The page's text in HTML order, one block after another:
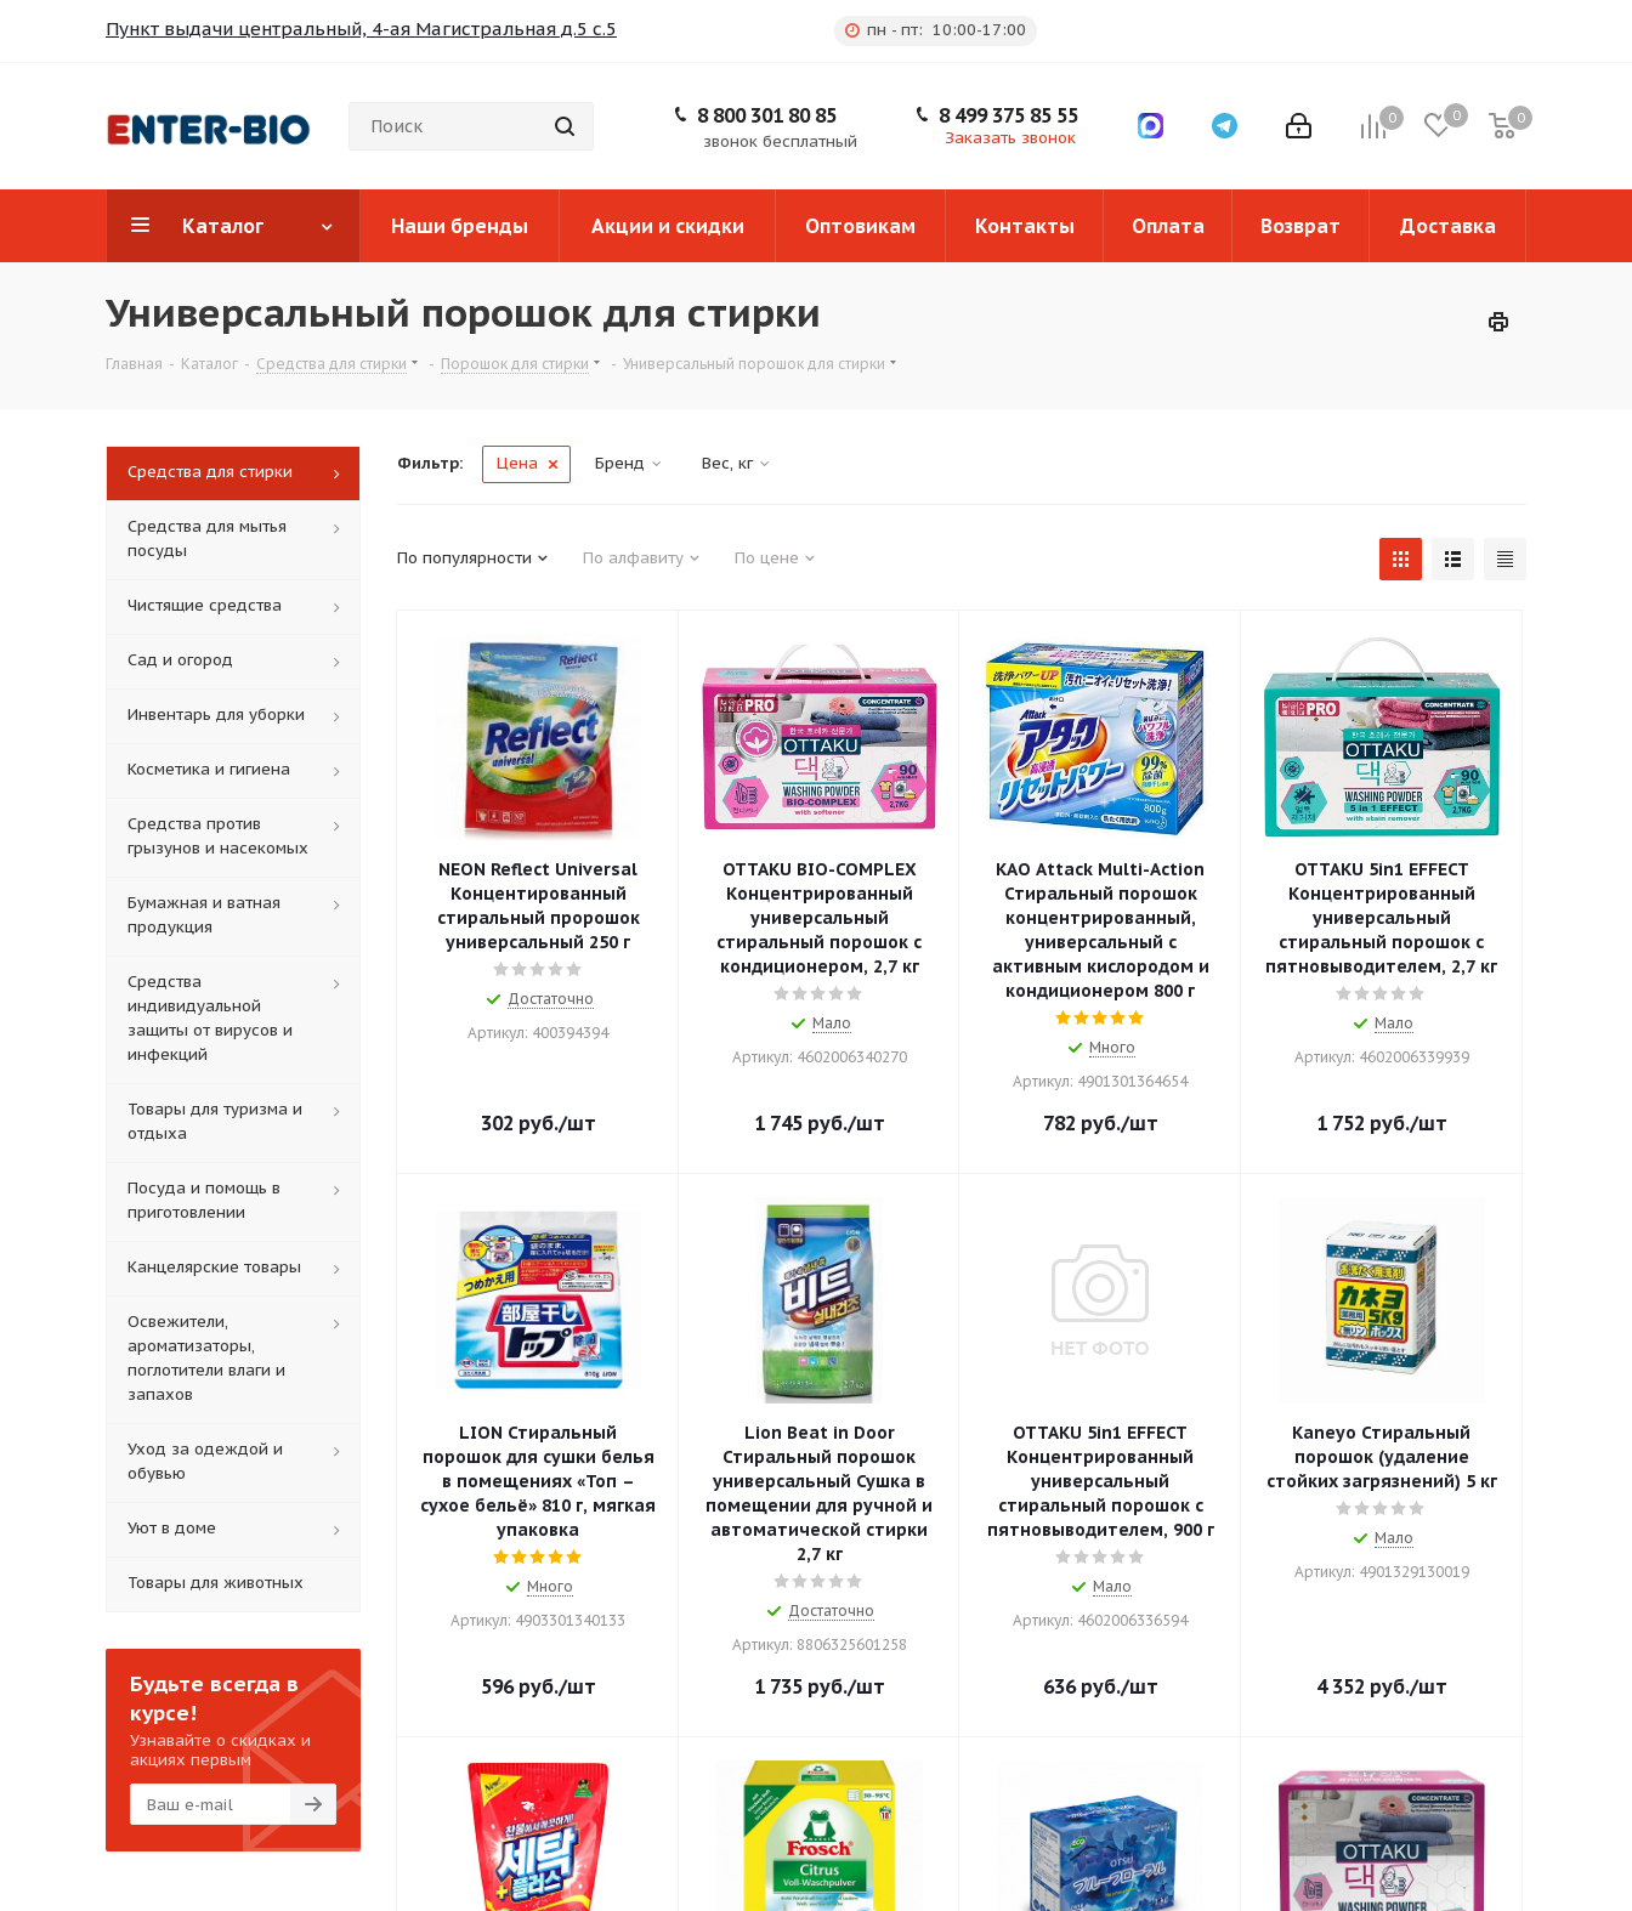
Пункт выдачи центральный, 4-ая Магистральная д.5 с.5 пн - пт: 10:00-17:00
0 0 0
0
8 800 301 80 85
звонок бесплатный
8 499 375 85 55
Заказать звонок
Каталог Наши бренды Акции и скидки Оптовикам Контакты Оплата Возврат Доставка
Универсальный порошок для стирки
Главная - Каталог - Средства для стирки - Порошок для стирки - Универсальный порошок для стирки
Фильтр: Цена Бренд Вес, кг
По популярности По алфавиту По цене
NEON Reflect Universal
Концентированный
стиральный пророшок
универсальный 250 г
Достаточно
Артикул: 400394394
302 руб./шт
OTTAKU BIO-COMPLEX
Концентрированный
универсальный
стиральный порошок с
кондиционером, 2,7 кг
Мало
Артикул: 4602006340270
1 745руб./шт
KAO Attack Multi-Action
Стиральный порошок
концентрированный,
универсальный с
активным кислородом и
кондиционером 800 г
Много
Артикул: 4901301364654
782 руб./шт
OTTAKU 5in1 EFFECT
Концентрированный
универсальный
стиральный порошок с
пятновыводителем, 2,7 кг
Мало
Артикул: 4602006339939
1 752 руб./шт
LION Стиральный
порошок для сушки белья
в помещениях «Топ –
сухое бельё» 810 г, мягкая
упаковка
Много
Артикул: 4903301340133
596руб./шт
Lion Beat in Door
Стиральный порошок
универсальный Сушка в
помещении для ручной и
автоматической стирки
2,7 кг
Достаточно
Артикул: 8806325601258
1 735руб./шт
OTTAKU 5in1 EFFECT
Концентрированный
универсальный
стиральный порошок с
пятновыводителем, 900 г
Мало
Артикул: 4602006336594
636руб./шт
Kaneyo Стиральный
порошок (удаление
стойких загрязнений) 5 кг
Мало
Артикул: 4901329130019
4 352 руб./шт
Средства для стирки
Средства для мытья
посуды
Чистящие средства
Сад и огород
Инвентарь для уборки
Косметика и гигиена
Средства против
грызунов и насекомых
Бумажная и ватная
продукция
Средства
индивидуальной
защиты от вирусов и
инфекций
Товары для туризма и
отдыха
Посуда и помощь в
приготовлении
Канцелярские товары
Освежители,
ароматизаторы,
поглотители влаги и
запахов
Уход за одеждой и
обувью
Уют в доме
Товары для животных
Будьте всегда в
курсе!
Узнавайте о скидках и
акциях первым